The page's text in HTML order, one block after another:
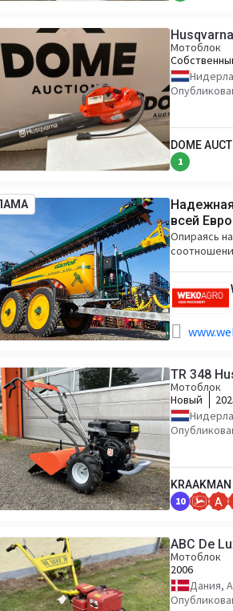
Мотоблок
DOME
1
всей
Опираясь
TR 348
Мотоблок
Новый
KRAAKMAN
10 A
ABC De
Мотоблок
2006
Дания,